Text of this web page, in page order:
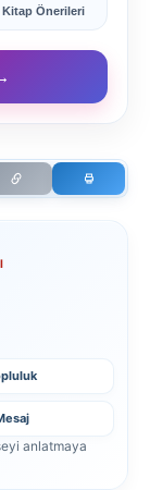
Kitap Önerileri
anlatmaya